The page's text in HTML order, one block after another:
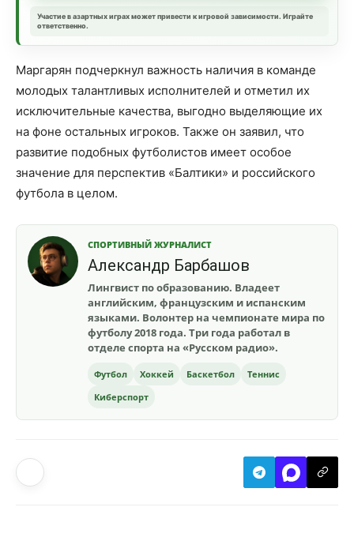
Участие в азартных играх может привести к игровой зависимости. Играйте
ответственно.
Маргарян подчеркнул важность наличия в команде
молодых талантливых исполнителей и отметил их
исключительные качества, выгодно выделяющие их
на фоне остальных игроков. Также он заявил, что
развитие подобных футболистов имеет особое
значение для перспектив «Балтики» и российского
футбола в целом.
СПОРТИВНЫЙ ЖУРНАЛИСТ
Александр Барбашов
Лингвист по образованию. Владеет
английским, французским и испанским
языками. Волонтер на чемпионате мира по
футболу 2018 года. Три года работал в
отделе спорта на «Русском радио».
Футбол Хоккей Баскетбол
Теннис
Киберспорт